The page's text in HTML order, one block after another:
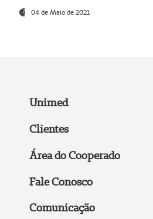
04 de Maio de 2021
Unimed
Clientes
Área do Cooperado
Fale Conosco
Comunicação